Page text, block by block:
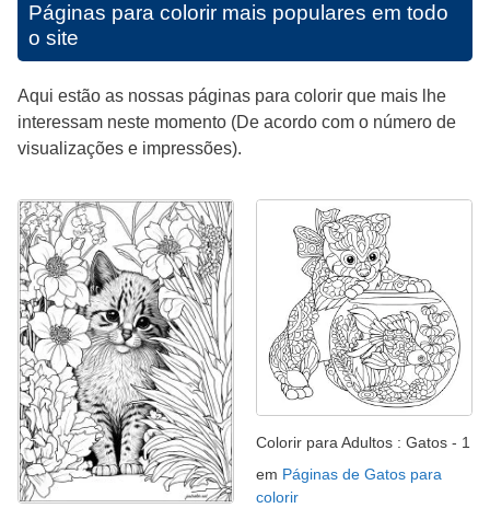
Páginas para colorir mais populares em todo
o site
Aqui estão as nossas páginas para colorir que mais lhe
interessam neste momento (De acordo com o número de
visualizações e impressões).
Colorir para Adultos : Gatos - 1
em Páginas de Gatos para
colorir